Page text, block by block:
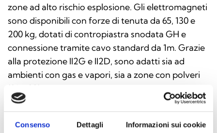
Consenso Dettagli Informazioni sui cookie
zone ad alto rischio esplosione. Gli elettromagneti
sono disponibili con forze di tenuta da 65, 130 e
200 kg, dotati di contropiastra snodata GH e
connessione tramite cavo standard da 1m. Grazie
alla protezione II2G e II2D, sono adatti sia ad
ambienti con gas e vapori, sia a zone con polveri
(21 e 22).